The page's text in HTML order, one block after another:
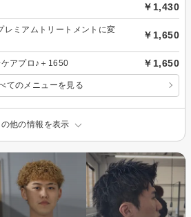
￥1,430
レミアムトリートメントに変
￥1,650
アプロ♪＋1650 ￥1,650
てのメニューを見る
の他の情報を表示